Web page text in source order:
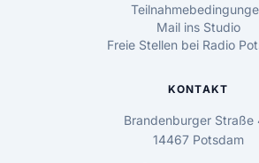
Mail ins Studio
Freie Stellen bei Radio
KONTAKT
Brandenburger Straße
14467 Potsdam